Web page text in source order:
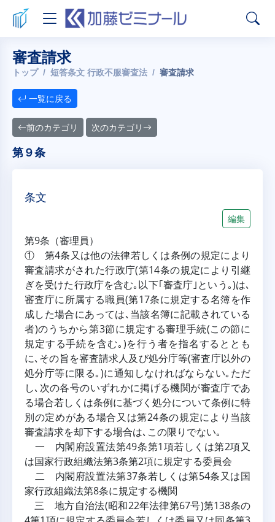
審査請求
トップ 短答条文 行政不服審査法 審査請求
一覧に戻る
前のカテゴリ 次のカテゴリ
第９条
条文
編集
第9条（審理員）
① 第4条又は他の法律若しくは条例の規定により
審査請求がされた行政庁(第14条の規定により引継
ぎを受けた行政庁を含む｡以下｢審査庁｣という｡)は､
審査庁に所属する職員(第17条に規定する名簿を作
成した場合にあっては､当該名簿に記載されている
者)のうちから第3節に規定する審理手続(この節に
規定する手続を含む｡)を行う者を指名するととも
に､その旨を審査請求人及び処分庁等(審査庁以外の
処分庁等に限る｡)に通知しなければならない｡ただ
し､次の各号のいずれかに掲げる機関が審査庁であ
る場合若しくは条例に基づく処分について条例に特
別の定めがある場合又は第24条の規定により当該
審査請求を却下する場合は､この限りでない｡
一 内閣府設置法第49条第1項若しくは第2項又
は国家行政組織法第3条第2項に規定する委員会
二 内閣府設置法第37条若しくは第54条又は国
家行政組織法第8条に規定する機関
三 地方自治法(昭和22年法律第67号)第138条の